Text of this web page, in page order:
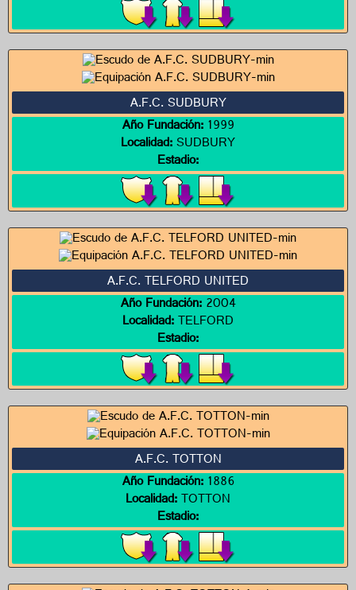
A.F.C. SUDBURY
Año Fundación:1999
Localidad:SUDBURY
Estadio:
A.F.C. TELFORD UNITED
Año Fundación:2004
Localidad:TELFORD
Estadio:
A.F.C. TOTTON
Año Fundación:1886
Localidad:TOTTON
Estadio: